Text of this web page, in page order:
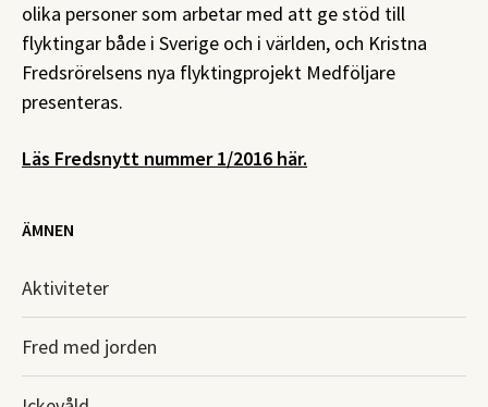
olika personer som arbetar med att ge stöd till
flyktingar både i Sverige och i världen, och Kristna
Fredsrörelsens nya flyktingprojekt Medföljare
presenteras.
Läs Fredsnytt nummer 1/2016 här.
ÄMNEN
Aktiviteter
Fred med jorden